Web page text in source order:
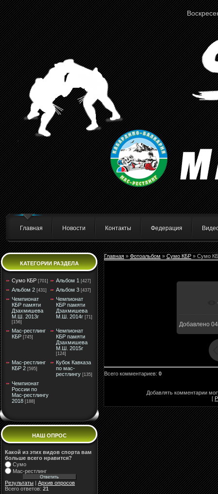
Главная Новости Контакты Федерация
КАТЕГОРИИ РАЗДЕЛА
Сумо КБР [701] Альбом 1 [427]
Альбом 2 [431] Альбом 3 [437]
Чемпионат
КБР памяти
Дзахмишева
М.Ш. 2013г
[156]
Чемпионат
КБР памяти
Дзахмишева
М.Ш. 2014г [71]
Мас-рестлинг
КБР [745]
Чемпионат
КБР памяти
Дзахмишева
М.Ш. 2015г
[124]
Мас-рестлинг
КБР 2 [595]
Кубок Кавказа
по мас-
рестлингу [135]
Чемпионат
России по
Мас-рестлингу
2018 [188]
НАШ ОПРОС
Какой из этих видов спорта вам
больше всего нравится?
Сумо
Мас-рестлинг
Результаты
Архив опросов
Всего ответов: 21
Главная » Фотоальбом » Сумо КБР » Сумо
В
Добавлено
Всего комментариев: 0
Добавлять комментарии
[